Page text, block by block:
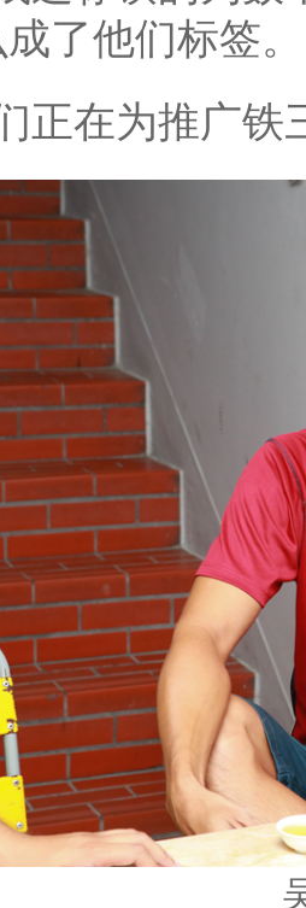
了他们标签。
正在为推广铁